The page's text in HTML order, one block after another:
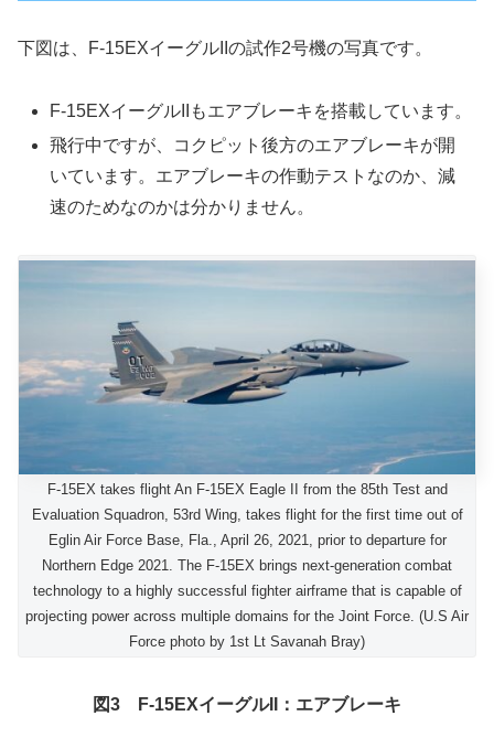
下図は、F-15EXイーグルIIの試作2号機の写真です。
F-15EXイーグルIIもエアブレーキを搭載しています。
飛行中ですが、コクピット後方のエアブレーキが開
いています。エアブレーキの作動テストなのか、減
速のためなのかは分かりません。
F-15EX takes flight An F-15EX Eagle II from the 85th Test and
Evaluation Squadron, 53rd Wing, takes flight for the first time out of
Eglin Air Force Base, Fla., April 26, 2021, prior to departure for
Northern Edge 2021. The F-15EX brings next-generation combat
technology to a highly successful fighter airframe that is capable of
projecting power across multiple domains for the Joint Force. (U.S Air
Force photo by 1st Lt Savanah Bray)
図3 F-15EXイーグルII：エアブレーキ